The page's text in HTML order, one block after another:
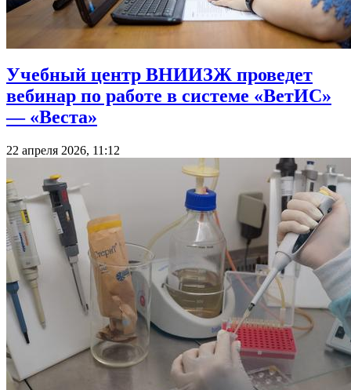
Учебный центр ВНИИЗЖ проведет
вебинар по работе в системе «ВетИС»
— «Веста»
22 апреля 2026, 11:12